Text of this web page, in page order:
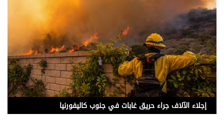
الذكاء الاصطناعي
تغطيات
فيديو
بودكاست
إنفوجراف
إجلاء الآلاف جراء حريق غابات في جنوب كاليفورنيا